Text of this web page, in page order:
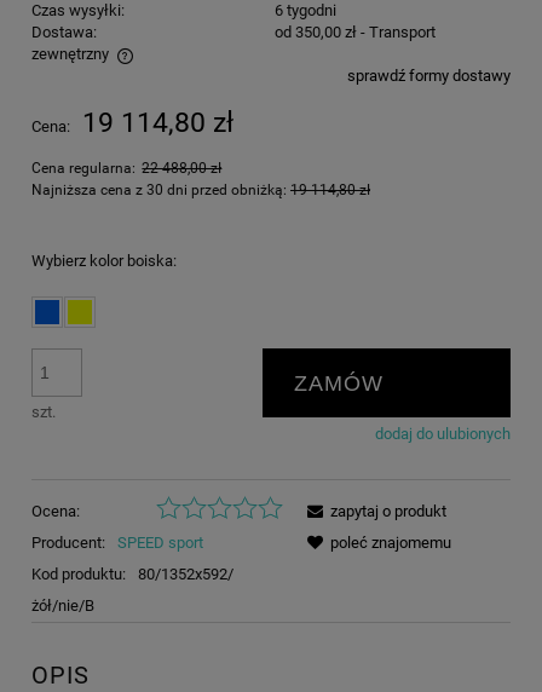
Czas wysyłki:
6 tygodni
Dostawa:
od 350,00 zł - Transport
zewnętrzny
Cena nie zawiera ewentualnych kosztów płatnościsprawdź formy dostawy
Cena: 19 114,80 zł
Cena regularna: 22 488,00 zł
Najniższa cena z 30 dni przed obniżką: 19 114,80 zł
Wybierz kolor boiska:
szt.
ZAMÓW
dodaj do ulubionych
Ocena:
Producent:
SPEED sport
Kod produktu:
80/1352x592/
żół/nie/B
zapytaj o produkt
poleć znajomemu
OPIS